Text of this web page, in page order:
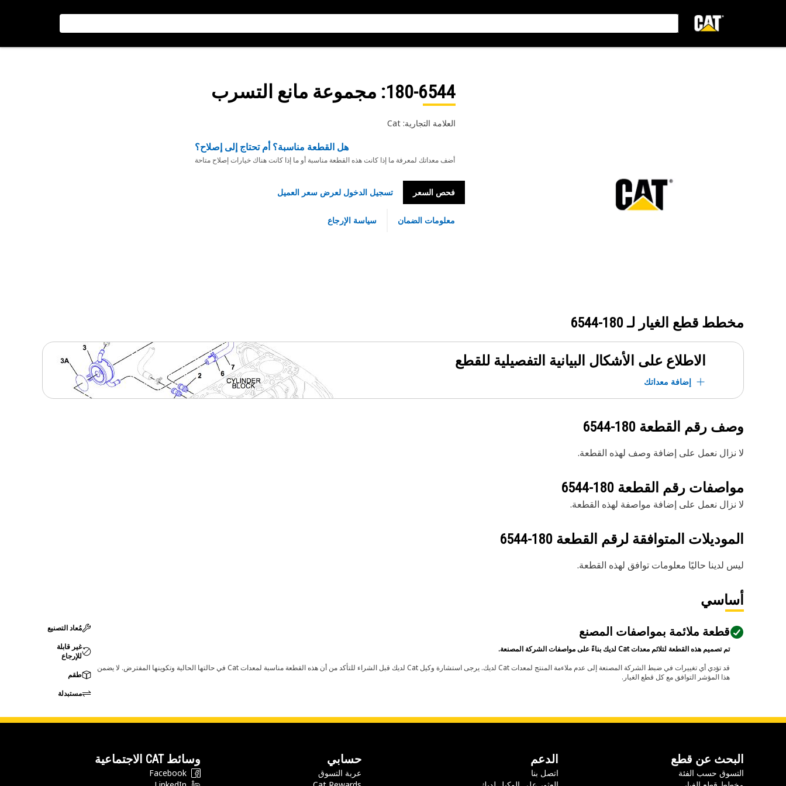
180-6544: مجموعة مانع التسرب
العلامة التجارية: Cat
هل القطعة مناسبة؟ أم تحتاج إلى إصلاح؟
أضف معداتك لمعرفة ما إذا كانت هذه القطعة مناسبة أو ما إذا كانت هناك خيارات إصلاح متاحة
فحص السعر تسجيل الدخول لعرض سعر العميل
معلومات الضمان سياسة الإرجاع
مخطط قطع الغيار لـ 180-6544
الاطلاع على الأشكال البيانية التفصيلية للقطع
إضافة معداتك
وصف رقم القطعة 180-6544
لا نزال نعمل على إضافة وصف لهذه القطعة.
مواصفات رقم القطعة 180-6544
لا نزال نعمل على إضافة مواصفة لهذه القطعة.
الموديلات المتوافقة لرقم القطعة 180-6544
ليس لدينا حاليًا معلومات توافق لهذه القطعة.
أساسي
قطعة ملائمة بمواصفات المصنع
تم تصميم هذه القطعة لتلائم معدات Cat لديك بناءً على مواصفات الشركة المصنعة.
قد تؤدي أي تغييرات في ضبط الشركة المصنعة إلى عدم ملاءمة المنتج لمعدات Cat لديك. يرجى استشارة وكيل Cat لديك قبل الشراء للتأكد من أن هذه القطعة مناسبة لمعدات Cat في حالتها الحالية وتكوينها المفترض. لا يضمن
هذا المؤشر التوافق مع كل قطع الغيار.
مُعاد التصنيع
غير قابلة
للإرجاع
طقم
مستبدلة
البحث عن قطع
التسوق حسب الفئة
الدعم
اتصل بنا
حسابي
عربة التسوق
وسائط CAT الاجتماعية
Facebook